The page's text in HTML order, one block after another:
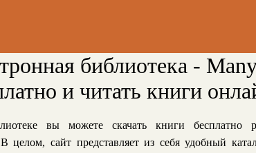
библиотека -
и читать книги
вы можете скачать книги бесплатно
целом, сайт представляет из себя удобный